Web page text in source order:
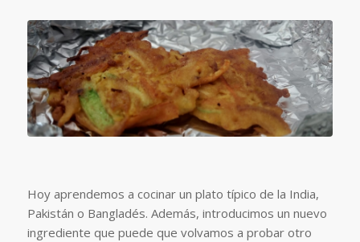
Hoy aprendemos a cocinar un plato típico de la India,
Pakistán o Bangladés. Además, introducimos un nuevo
ingrediente que puede que volvamos a probar otro